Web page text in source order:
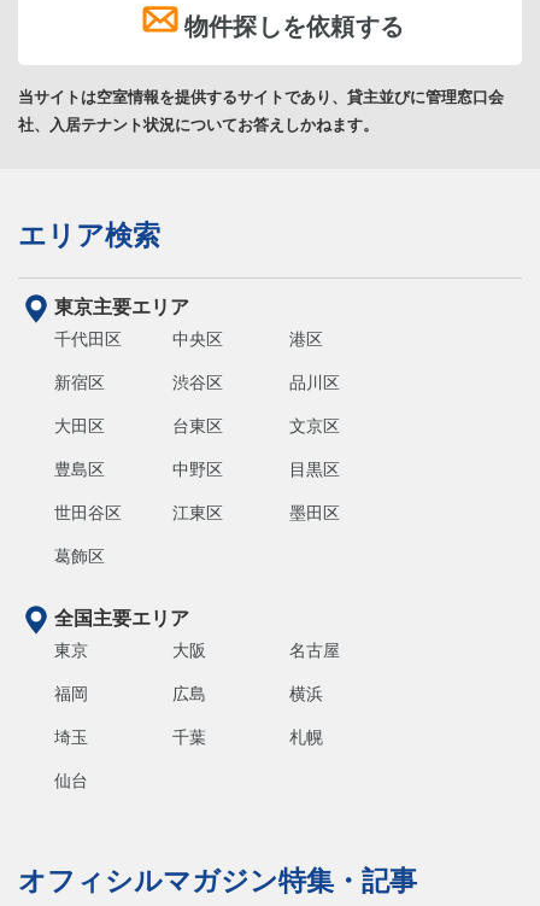
物件探しを依頼する
当サイトは空室情報を提供するサイトであり、貸主並びに管理窓口会
社、入居テナント状況についてお答えしかねます。
エリア検索
東京主要エリア
千代田区 中央区 港区
新宿区 渋谷区 品川区
大田区 台東区 文京区
豊島区 中野区 目黒区
世田谷区 江東区 墨田区
葛飾区
全国主要エリア
東京 大阪 名古屋
福岡 広島 横浜
埼玉 千葉 札幌
仙台
オフィシルマガジン特集・記事